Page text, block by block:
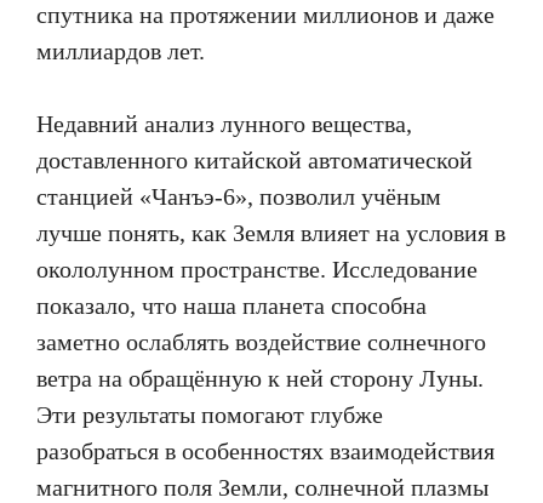
спутника на протяжении миллионов и даже
миллиардов лет.
Недавний анализ лунного вещества,
доставленного китайской автоматической
станцией «Чанъэ-6», позволил учёным
лучше понять, как Земля влияет на условия в
окололунном пространстве. Исследование
показало, что наша планета способна
заметно ослаблять воздействие солнечного
ветра на обращённую к ней сторону Луны.
Эти результаты помогают глубже
разобраться в особенностях взаимодействия
магнитного поля Земли, солнечной плазмы